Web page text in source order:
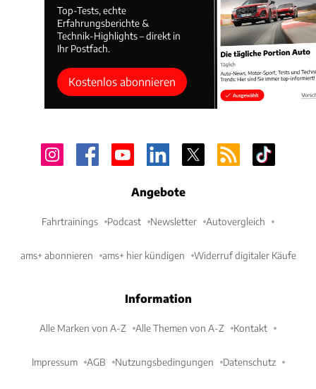
Top-Tests, echte
Erfahrungsberichte &
Technik-Highlights – direkt in
Ihr Postfach.
Kostenlos abonnieren
Angebote
Fahrtrainings Podcast Newsletter Autovergleich
ams+ abonnieren ams+ hier kündigen Widerruf digitaler Käufe
Information
Alle Marken von A-Z Alle Themen von A-Z Kontakt
Impressum AGB Nutzungsbedingungen Datenschutz